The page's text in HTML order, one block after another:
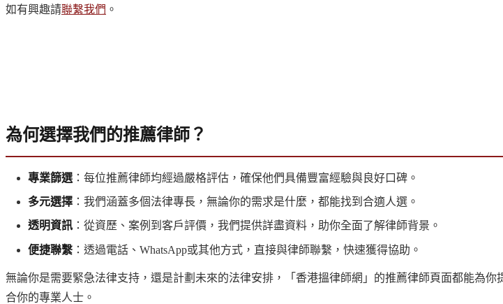
如有興趣請聯繫我們 。
為何選擇我們的推薦律師？
專業篩選 ：每位推薦律師均經過嚴格評估，確保他們具備豐富經驗與良好口碑。
多元選擇 ：我們涵蓋多個法律專長，無論你的需求是什麼，都能找到合適人選。
透明資訊 ：從資歷、案例到客戶評價，我們提供詳盡資料，助你全面了解律師背景。
便捷聯繫 ：透過電話、WhatsApp或其他方式，直接與律師聯繫，快速獲得協助。
無論你是需要緊急法律支持，還是計劃未來的法律安排，「香港搵律師網」的推薦律師頁面都能為
合你的專業人士。